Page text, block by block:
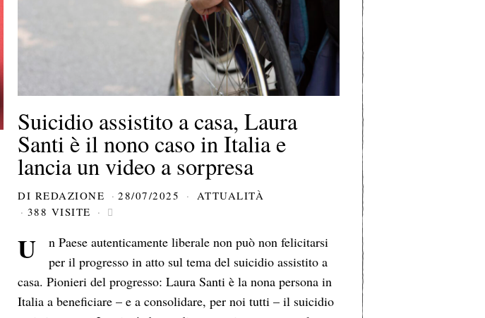
Suicidio assistito a casa, Laura
Santi è il nono caso in Italia e
lancia un video a sorpresa
DI REDAZIONE 28/07/2025
ATTUALITÀ
388 VISITE
U
n Paese autenticamente liberale non può non felicitarsi
per il progresso in atto sul tema del suicidio assistito a
casa. Pionieri del progresso: Laura Santi è la nona persona in
Italia a beneficiare – e a consolidare, per noi tutti – il suicidio